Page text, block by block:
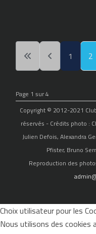
1 2
Page 1 sur 4
Copyright © 2012-2021
réservés - Crédits photo :
Julien Defois, Alexandra
Pfister, Bruno
Reproduction des
Choix utilisateur pour les
Nous utilisons des cookies